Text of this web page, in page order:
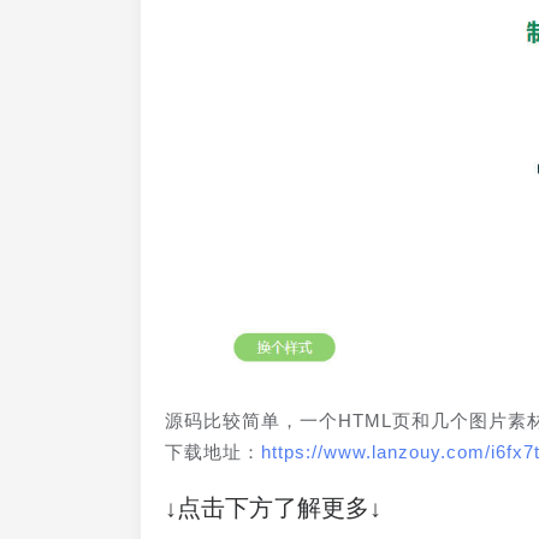
源码比较简单，一个HTML页和几个图片素
下载地址： https://www.lanzouy.com/
↓点击下方了解更多↓